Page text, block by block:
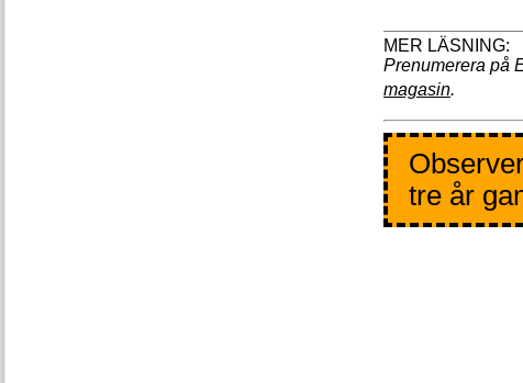
Prenumerera på
magasin.
tre år